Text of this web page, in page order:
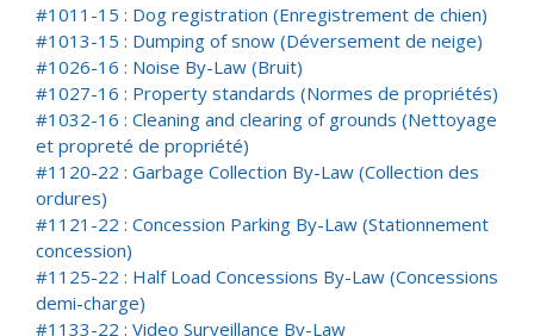
#1011-15 : Dog registration (Enregistrement de chien)
#1013-15 : Dumping of snow (Déversement de neige)
#1026-16 : Noise By-Law (Bruit)
#1027-16 : Property standards (Normes de propriétés)
#1032-16 : Cleaning and clearing of grounds (Nettoyage
et propreté de propriété)
#1120-22 : Garbage Collection By-Law (Collection des
ordures)
#1121-22 : Concession Parking By-Law (Stationnement
concession)
#1125-22 : Half Load Concessions By-Law (Concessions
demi-charge)
#1133-22 : Video Surveillance By-Law